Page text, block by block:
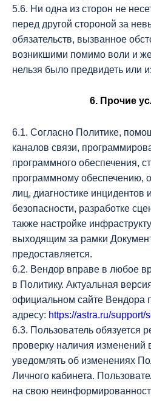
5.6. Ни одна из сторон не
перед другой стороной за
обязательств, вызванное
возникшими помимо воли и
нельзя было предвидеть или
6. Прочие
6.1. Согласно Политике,
каналов связи,
программного обеспечения,
программному обеспечению,
лиц, диагностике
безопасности, разработке
также настройке
выходящим за рамки
предоставляется.
6.2. Вендор вправе в любое
в Политику. Актуальная
официальном сайте Вендора
адресу: https://astra.ru/support/
6.3. Пользователь обязуется
проверку наличия изменений
уведомлять об изменениях
Личного кабинета.
на свою